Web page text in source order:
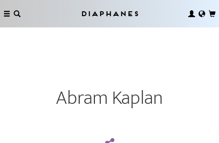
Diaphanes
Abram Kaplan